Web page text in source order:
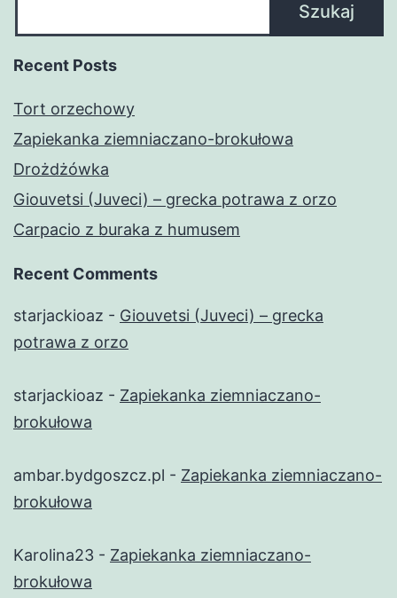
Szukaj
Recent Posts
Tort orzechowy
Zapiekanka ziemniaczano-brokułowa
Drożdżówka
Giouvetsi (Juveci) – grecka potrawa z orzo
Carpacio z buraka z humusem
Recent Comments
starjackioaz - Giouvetsi (Juveci) – grecka
potrawa z orzo
starjackioaz - Zapiekanka ziemniaczano-
brokułowa
ambar.bydgoszcz.pl - Zapiekanka ziemniaczano-
brokułowa
Karolina23 - Zapiekanka ziemniaczano-
brokułowa